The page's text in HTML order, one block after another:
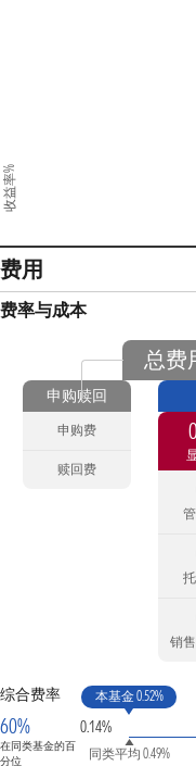
收益率%
费用
费率与成本
总费
申购赎回
申购费
赎回费
销
综合费率
60%
在同类基金的百
分位
0.14%
本基金 0.52%
同类平均 0.49%